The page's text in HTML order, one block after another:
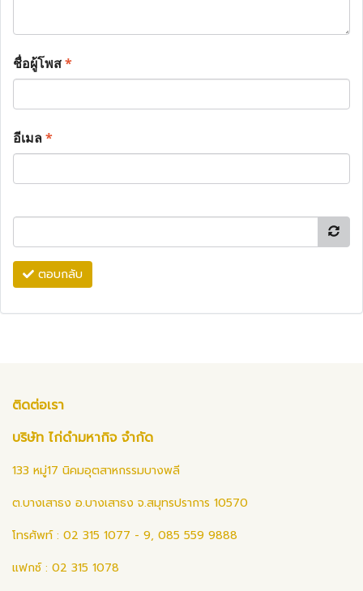
ชื่อผู้โพส*
อีเมล*
ตอบกลับ
ติดต่อเรา
บริษัท ไก่ดำมหากิจ จำกัด
133 หมู่17 นิคมอุตสาหกรรมบางพลี
ต.บางเสาธง อ.บางเสาธง จ.สมุทรปราการ 10570
โทรศัพท์ : 02 315 1077 - 9, 085 559 9888
แฟกซ์ : 02 315 1078